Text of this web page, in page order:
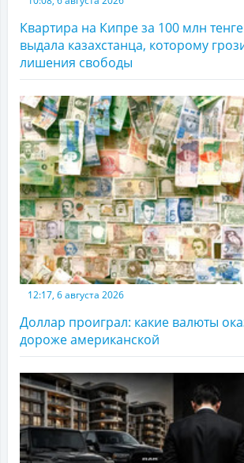
Квартира на Кипре за 100 млн
выдала казахстанца, которому
лишения свободы
12:17, 6 августа 2026
Доллар проиграл: какие валюты
дороже американской